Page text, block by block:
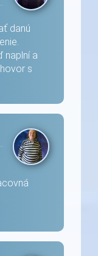
danú
naplní a
s